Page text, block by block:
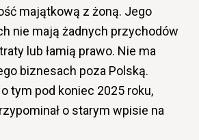
majątkową z żoną. Jego
nie mają żadnych przychodów
lub łamią prawo. Nie ma
biznesach poza Polską.
tym pod koniec 2025 roku,
o starym wpisie na